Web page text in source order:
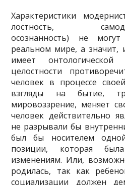
Характеристики
лостность,
осознанность) не
реальном мире, а значит,
имеет
целостности
человек в процессе
взгляды на бытие,
мировоззрение, меняет
человек действительно
не разрывали бы
был бы носителем одной
позиции, которая
изменениям. Или,
родилась, так как
соци­ализации должен